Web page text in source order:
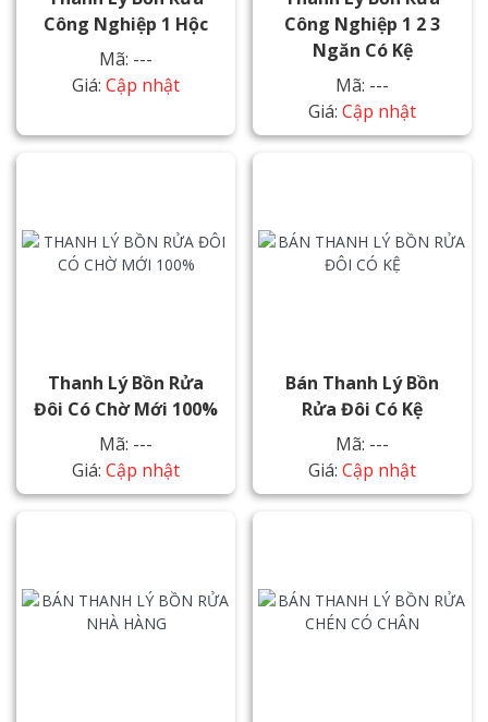
Công Nghiệp 1 Hộc
Mã: ---
Giá: Cập nhật
Công Nghiệp 1 2 3
Ngăn Có Kệ
Mã: ---
Giá: Cập nhật
Thanh Lý Bồn Rửa
Đôi Có Chờ Mới 100%
Mã: ---
Giá: Cập nhật
Bán Thanh Lý Bồn
Rửa Đôi Có Kệ
Mã: ---
Giá: Cập nhật